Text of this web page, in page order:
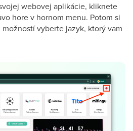
webovej aplikácie, kliknete
hore v hornom menu. Potom si
vyberte jazyk, ktorý vam